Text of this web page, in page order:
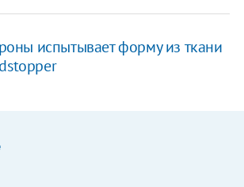
испытывает форму из ткани